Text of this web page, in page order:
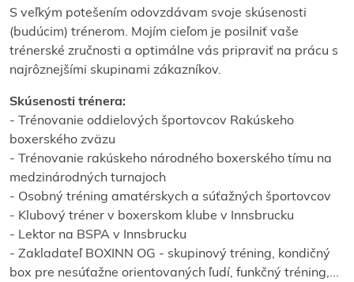
S veľkým potešením odovzdávam svoje skúsenosti
(budúcim) trénerom. Mojím cieľom je posilniť vaše
trénerské zručnosti a optimálne vás pripraviť na prácu s
najrôznejšími skupinami zákazníkov.
Skúsenosti trénera:
- Trénovanie oddielových športovcov Rakúskeho
boxerského zväzu
- Trénovanie rakúskeho národného boxerského tímu na
medzinárodných turnajoch
- Osobný tréning amatérskych a súťažných športovcov
- Klubový tréner v boxerskom klube v Innsbrucku
- Lektor na BSPA v Innsbrucku
- Zakladateľ BOXINN OG - skupinový tréning, kondičný
box pre nesúťažne orientovaných ľudí, funkčný tréning,...